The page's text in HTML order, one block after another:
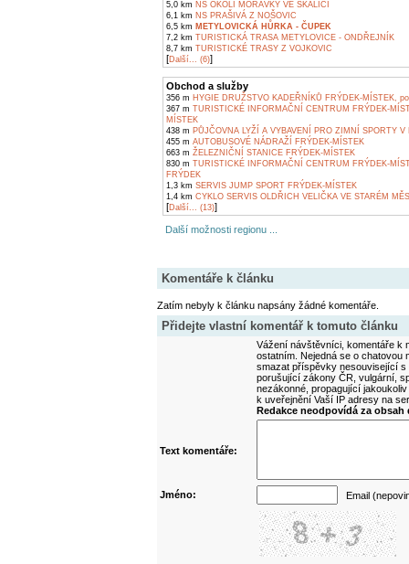
5,0 km NS OKOLÍ MORÁVKY VE SKALICI
6,1 km NS PRAŠIVÁ Z NOŠOVIC
6,5 km METYLOVICKÁ HŮRKA - ČUPEK
7,2 km TURISTICKÁ TRASA METYLOVICE - ONDŘEJNÍK
8,7 km TURISTICKÉ TRASY Z VOJKOVIC
[Další... (6)]
Obchod a služby
356 m HYGIE DRUŽSTVO KADEŘNÍKŮ FRÝDEK-MÍSTEK,
367 m TURISTICKÉ INFORMAČNÍ CENTRUM FRÝDEK-
MÍSTEK
438 m PŮJČOVNA LYŽÍ A VYBAVENÍ PRO ZIMNÍ SPORTY V
455 m AUTOBUSOVÉ NÁDRAŽÍ FRÝDEK-MÍSTEK
663 m ŽELEZNIČNÍ STANICE FRÝDEK-MÍSTEK
830 m TURISTICKÉ INFORMAČNÍ CENTRUM FRÝDEK-
FRÝDEK
1,3 km SERVIS JUMP SPORT FRÝDEK-MÍSTEK
1,4 km CYKLO SERVIS OLDŘICH VELIČKA VE STARÉM
[Další... (13)]
Další možnosti regionu ...
Komentáře k článku
Zatím nebyly k článku napsány žádné komentáře.
Přidejte vlastní komentář k tomuto článku
Vážení návštěvníci, komentáře k
ostatním. Nejedná se o
smazat příspěvky nesouvisející
porušující zákony ČR, vulgární,
nezákonné, propagující
k uveřejnění Vaší IP adresy na
Redakce neodpovídá za
Text komentáře:
Jméno: Email